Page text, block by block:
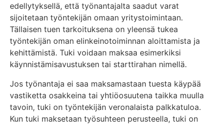
edellytyksellä, että työnantajalta saadut varat
sijoitetaan työntekijän omaan yritystoimintaan.
Tällaisen tuen tarkoituksena on yleensä tukea
työntekijän oman elinkeinotoiminnan aloittamista ja
kehittämistä. Tuki voidaan maksaa esimerkiksi
käynnistämisavustuksen tai starttirahan nimellä.
Jos työnantaja ei saa maksamastaan tuesta käypää
vastiketta osakkeina tai yhtiöosuutena taikka muulla
tavoin, tuki on työntekijän veronalaista palkkatuloa.
Kun tuki maksetaan työsuhteen perusteella, tuki on